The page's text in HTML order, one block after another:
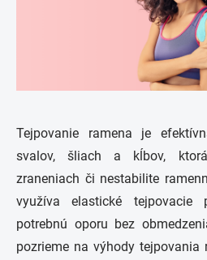
Tejpovanie ramena je
svalov, šliach a kĺbov,
zraneniach či nestabilite
využíva elastické tejpovacie
potrebnú oporu bez
pozrieme na výhody tejpovania